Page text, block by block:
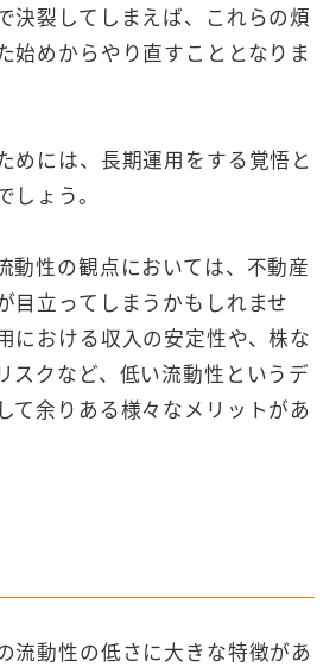
決裂してしまえば、これらの煩
始めからやり直すこととなりま
めには、長期運用をする覚悟と
ょう。
動性の観点においては、不動産
目立ってしまうかもしれませ
における収入の安定性や、株な
スクなど、低い流動性というデ
て余りある様々なメリットがあ
流動性の低さに大きな特徴があ